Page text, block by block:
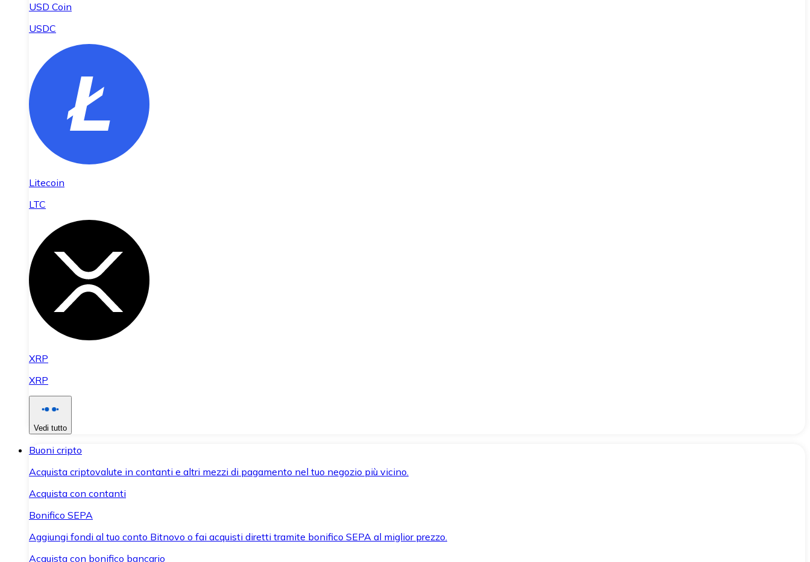
USD Coin
USDC
Litecoin
LTC
XRP
XRP
Vedi tutto
Buoni cripto
Acquista criptovalute in contanti e altri mezzi di pagamento nel tuo negozio più vicino.
Acquista con contanti
Bonifico SEPA
Aggiungi fondi al tuo conto Bitnovo o fai acquisti diretti tramite bonifico SEPA al miglior prezzo.
Acquista con bonifico bancario